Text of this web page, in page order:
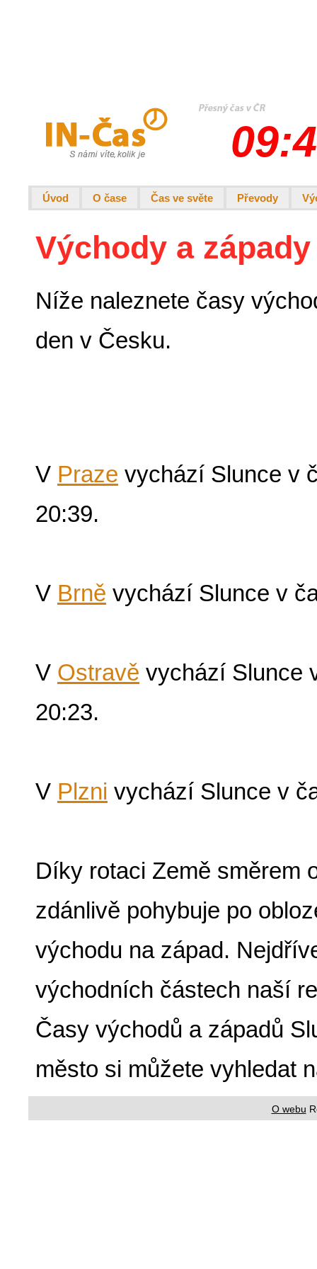
Úvod O čase Čas ve světe Převody
Východy a
Níže naleznete časy
den v Česku.
V Praze vychází Slunce v
20:39.
V Brně vychází Slunce v
V Ostravě vychází Slunce
20:23.
V Plzni vychází Slunce v
Díky rotaci Země směrem
zdánlivě pohybuje po
východu na západ.
východních částech naší
Časy východů a západů
město si můžete vyhledat
O webu